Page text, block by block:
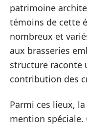
patrimoine
témoins de cette
nombreux et
aux brasseries
structure raconte
contribution des
Parmi ces lieux, la
mention spéciale.